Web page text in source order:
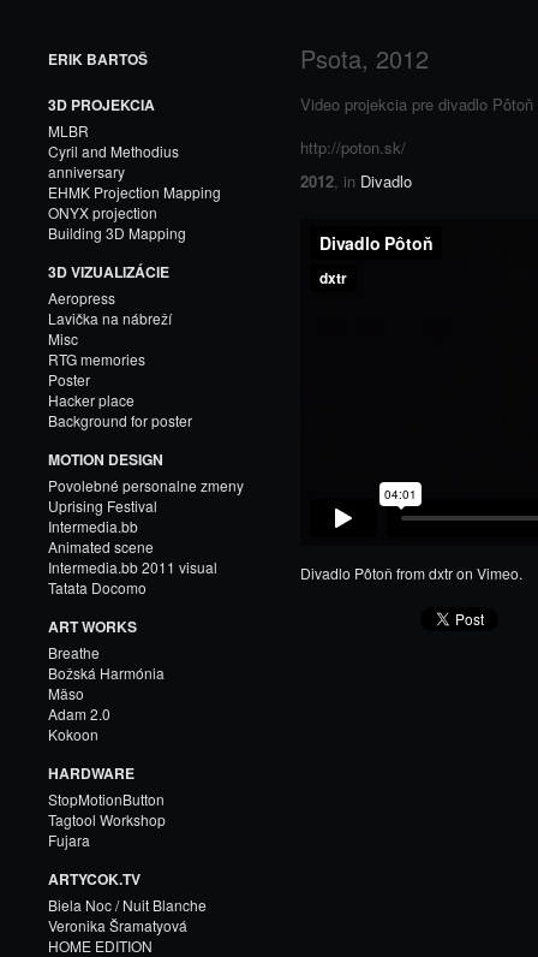
ERIK BARTOŠ
3D PROJEKCIA
MLBR
Cyril and Methodius
anniversary
EHMK Projection Mapping
ONYX projection
Building 3D Mapping
3D VIZUALIZÁCIE
Aeropress
Lavička na nábreží
Misc
RTG memories
Poster
Hacker place
Background for poster
MOTION DESIGN
Povolebné personalne zmeny
Uprising Festival
Intermedia.bb
Animated scene
Intermedia.bb 2011 visual
Tatata Docomo
ART WORKS
Breathe
Božská Harmónia
Mäso
Adam 2.0
Kokoon
HARDWARE
StopMotionButton
Tagtool Workshop
Fujara
ARTYCOK.TV
Biela Noc / Nuit Blanche
Veronika Šramatyová
HOME EDITION
Psota, 2012
Video projekcia pre divadlo
http://poton.sk/
2012, in Divadlo
Divadlo Pôtoň fromdxtron Vimeo.